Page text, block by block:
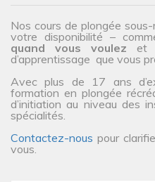
Nos cours de plongée
votre disponibilité –
quand vous voulez et
d’apprentissage que vous
Avec plus de 17 ans
formation en plongée
d’initiation au niveau des
spécialités.
Contactez-nous pour
vous.